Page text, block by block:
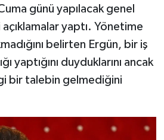
günü yapılacak genel
yaptı. Yönetime
belirten Ergün, bir iş
yaptığını duyduklarını ancak
bir talebin gelmediğini